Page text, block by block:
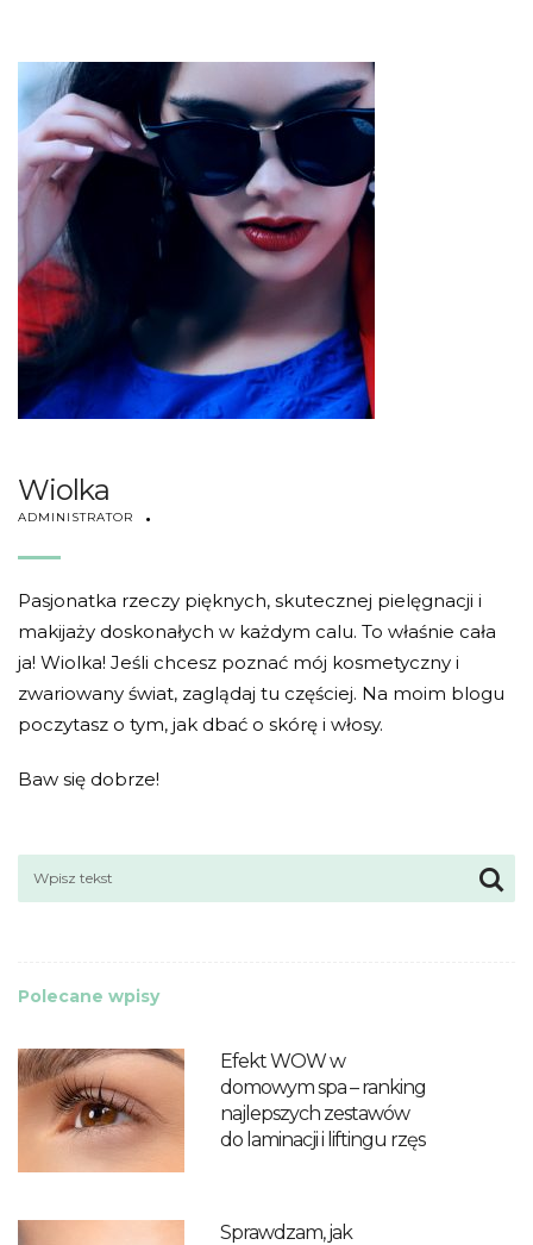
Wiolka
ADMINISTRATOR
Pasjonatka rzeczy pięknych, skutecznej pielęgnacji i
makijaży doskonałych w każdym calu. To właśnie cała
ja! Wiolka! Jeśli chcesz poznać mój kosmetyczny i
zwariowany świat, zaglądaj tu częściej. Na moim blogu
poczytasz o tym, jak dbać o skórę i włosy.
Baw się dobrze!
Polecane wpisy
Efekt WOW w
domowym spa – ranking
najlepszych zestawów
do laminacji i liftingu rzęs
Sprawdzam, jak